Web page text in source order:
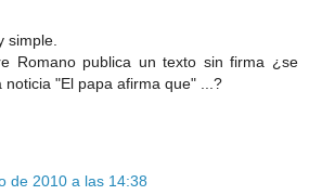
simple.
Romano publica un texto sin firma ¿se
noticia "El papa afirma que" ...?
de 2010 a las 14:38